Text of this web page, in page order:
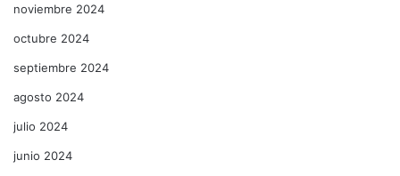
noviembre 2024
octubre 2024
septiembre 2024
agosto 2024
julio 2024
junio 2024